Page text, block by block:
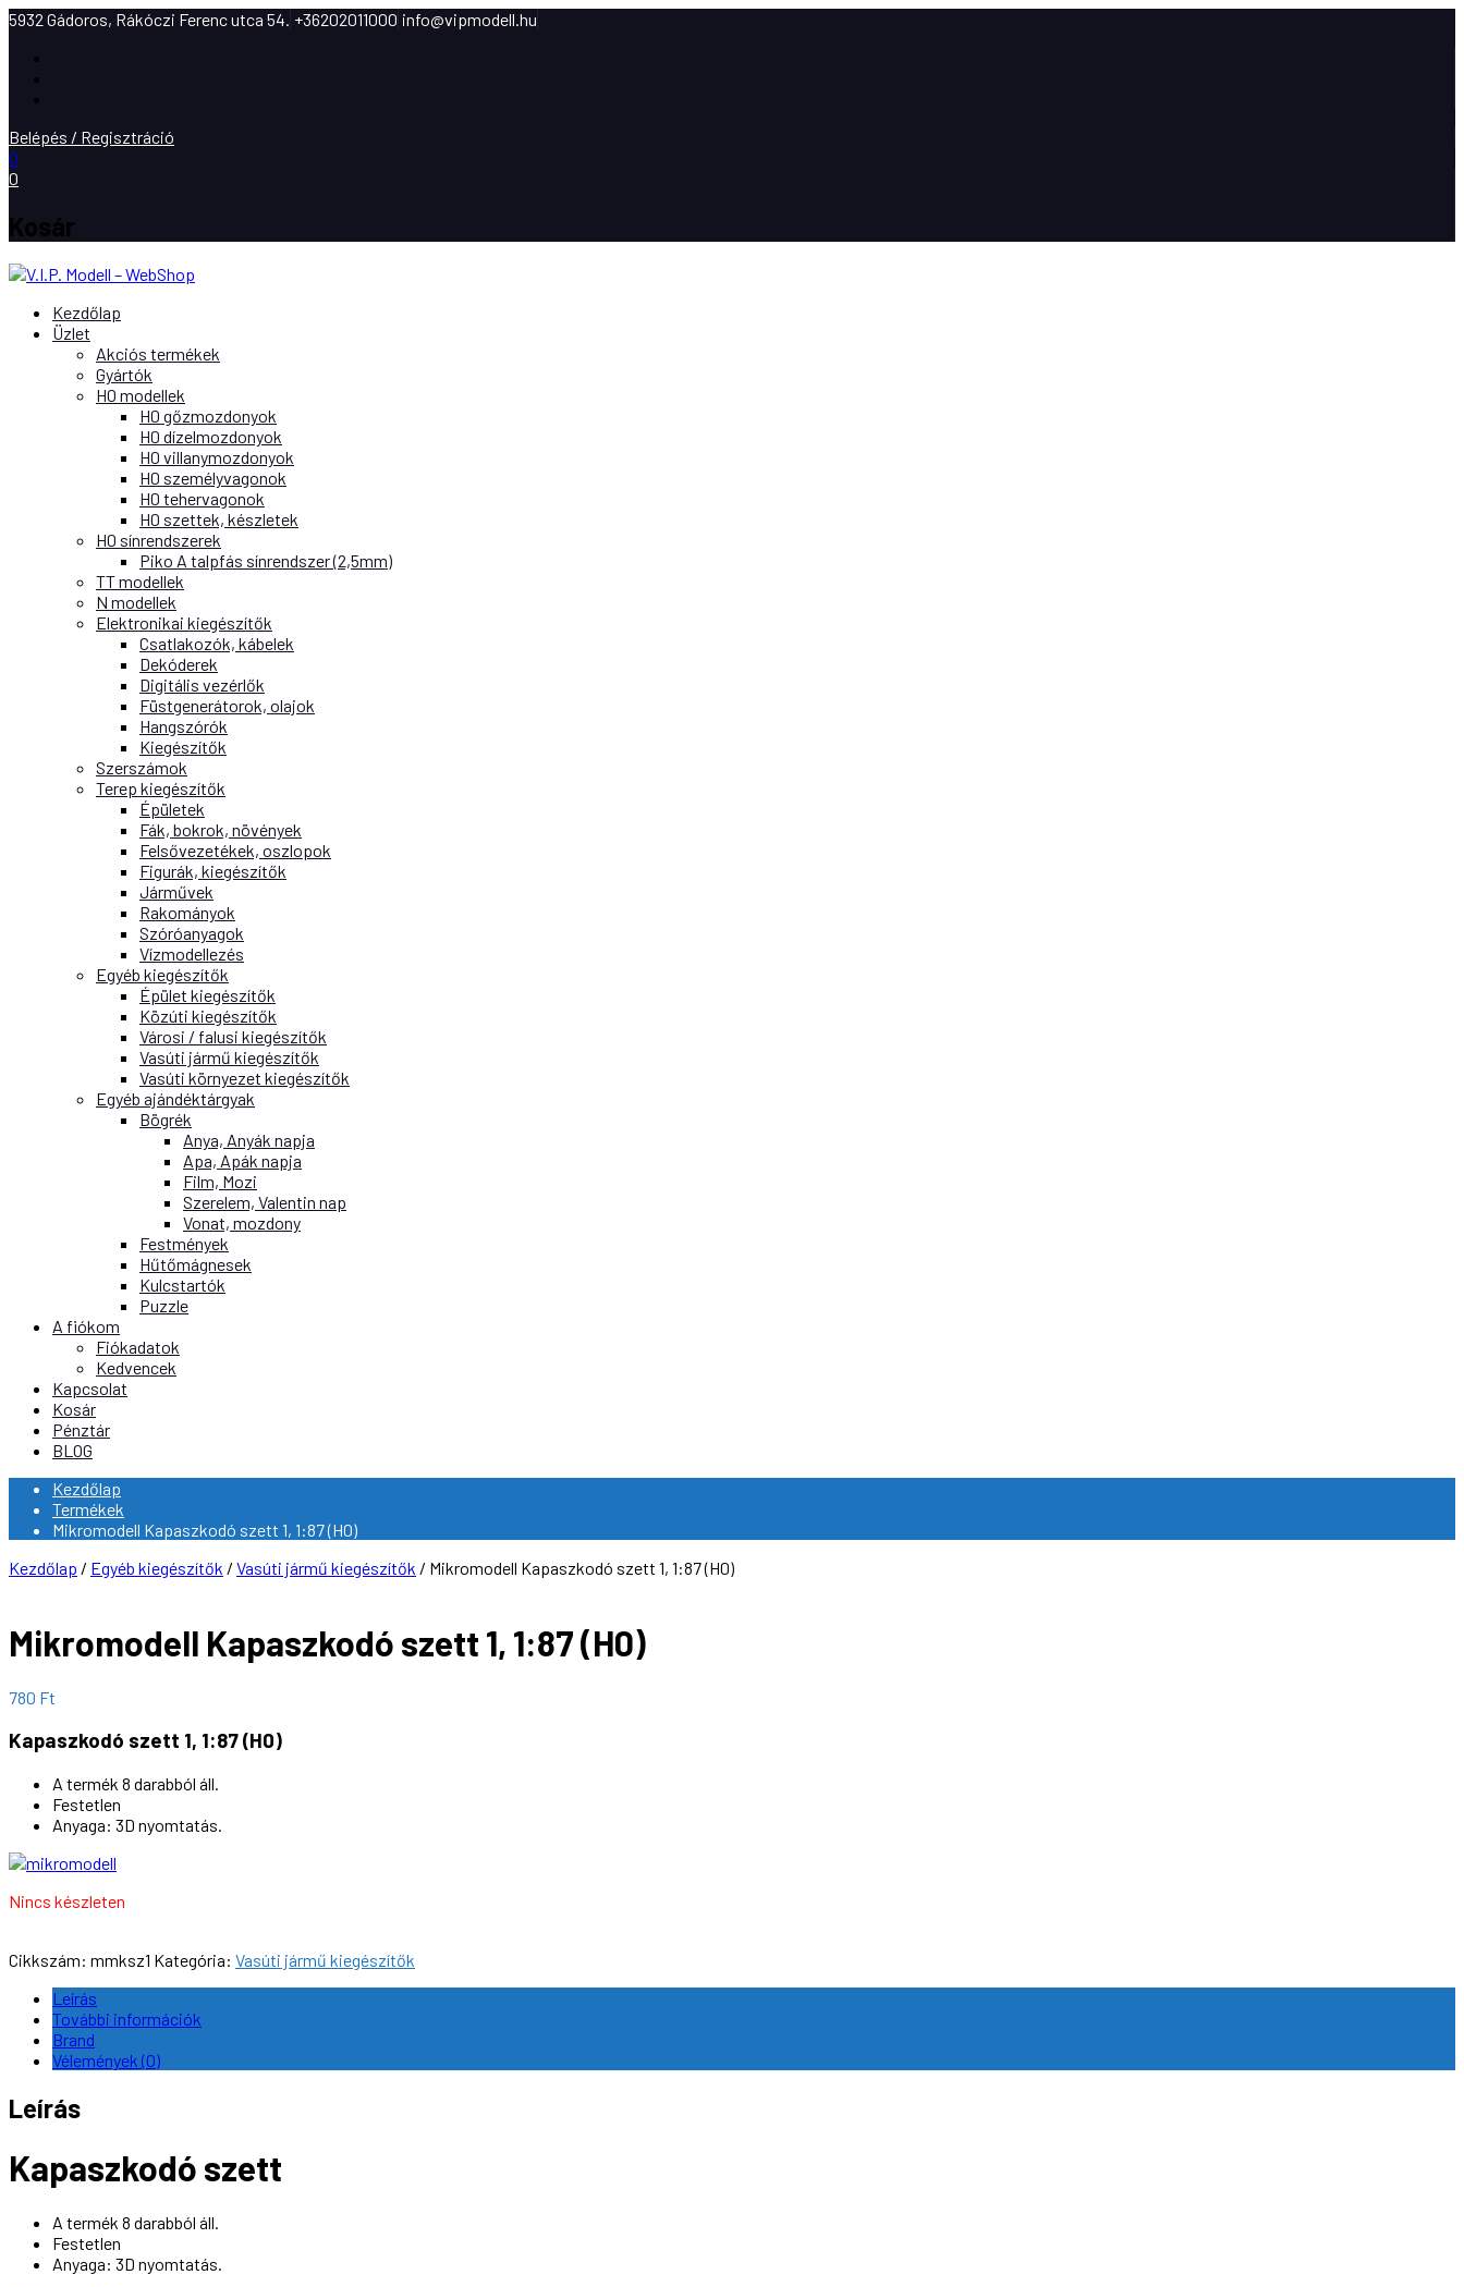
5932 Gádoros, Rákóczi Ferenc utca 54. +36202011000 info@vipmodell.hu
Belépés / Regisztráció
0
0
Kosár
Kezdőlap
Üzlet
Akciós termékek
Gyártók
H0 modellek
H0 gőzmozdonyok
H0 dízelmozdonyok
H0 villanymozdonyok
H0 személyvagonok
H0 tehervagonok
H0 szettek, készletek
H0 sínrendszerek
Piko A talpfás sínrendszer (2,5mm)
TT modellek
N modellek
Elektronikai kiegészítők
Csatlakozók, kábelek
Dekóderek
Digitális vezérlők
Füstgenerátorok, olajok
Hangszórók
Kiegészítők
Szerszámok
Terep kiegészítők
Épületek
Fák, bokrok, növények
Felsővezetékek, oszlopok
Figurák, kiegészítők
Járművek
Rakományok
Szóróanyagok
Vízmodellezés
Egyéb kiegészítők
Épület kiegészítők
Közúti kiegészítők
Városi / falusi kiegészítők
Vasúti jármű kiegészítők
Vasúti környezet kiegészítők
Egyéb ajándéktárgyak
Bögrék
Anya, Anyák napja
Apa, Apák napja
Film, Mozi
Szerelem, Valentin nap
Vonat, mozdony
Festmények
Hűtőmágnesek
Kulcstartók
Puzzle
A fiókom
Fiókadatok
Kedvencek
Kapcsolat
Kosár
Pénztár
BLOG
Kezdőlap
Termékek
Mikromodell Kapaszkodó szett 1, 1:87 (H0)
Kezdőlap / Egyéb kiegészítők / Vasúti jármű kiegészítők / Mikromodell Kapaszkodó szett 1, 1:87 (H0)
Mikromodell Kapaszkodó szett 1, 1:87 (H0)
780 Ft
Kapaszkodó szett 1, 1:87 (H0)
A termék 8 darabból áll.
Festetlen
Anyaga: 3D nyomtatás.
Nincs készleten
Cikkszám: mmksz1 Kategória: Vasúti jármű kiegészítők
Leírás
További információk
Brand
Vélemények (0)
Leírás
Kapaszkodó szett
A termék 8 darabból áll.
Festetlen
Anyaga: 3D nyomtatás.